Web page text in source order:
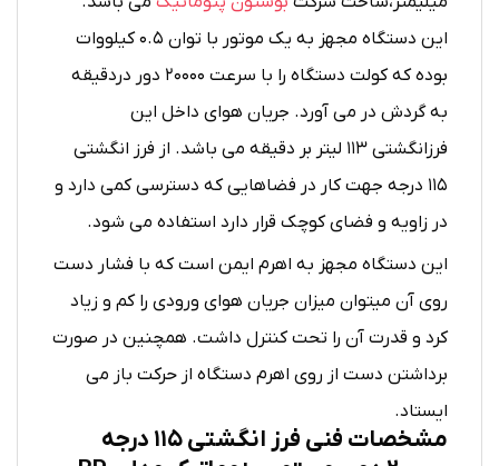
این دستگاه مجهز به یک موتور با توان ۰.۵ کیلووات
بوده که کولت دستگاه را با سرعت ۲۰۰۰۰ دور دردقیقه
به گردش در می آورد. جریان هوای داخل این
فرزانگشتی ۱۱۳ لیتر بر دقیقه می باشد. از فرز انگشتی
۱۱۵ درجه جهت کار در فضاهایی که دسترسی کمی دارد و
در زاویه و فضای کوچک قرار دارد استفاده می شود.
این دستگاه مجهز به اهرم ایمن است که با فشار دست
روی آن میتوان میزان جریان هوای ورودی را کم و زیاد
کرد و قدرت آن را تحت کنترل داشت. همچنین در صورت
برداشتن دست از روی اهرم دستگاه از حرکت باز می
ایستاد.
مشخصات فنی فرز انگشتی ۱۱۵ درجه